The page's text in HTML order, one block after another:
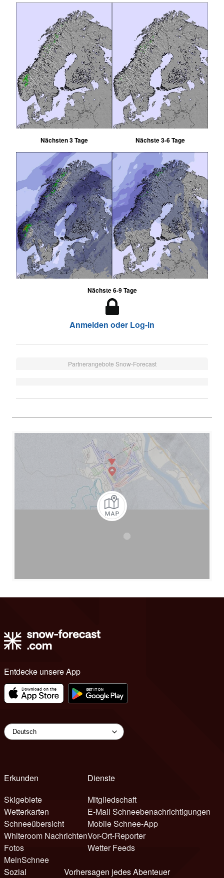
Nächsten 3 Tage Nächste 3-6 Tage
Nächste 6-9 Tage
Anmelden oder Log-in
Partnerangebote Snow-Forecast
Entdecke unsere App
Erkunden
Skigebiete
Wetterkarten
Schneeübersicht
Whiteroom Nachrichten
Fotos
MeinSchnee
Dienste
Mitgliedschaft
E-Mail Schneebenachrichtigungen
Mobile Schnee-App
Vor-Ort-Reporter
Wetter Feeds
Sozial
Vorhersagen jedes Abenteuer